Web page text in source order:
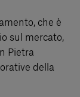
che è
sul mercato,
Pietra
della